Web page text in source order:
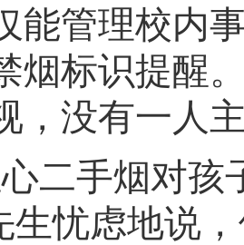
能管理校内
烟标识提醒
， 没有一人
二手烟对孩
生忧虑地说 ，